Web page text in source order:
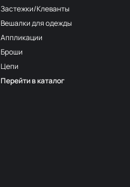
Застежки/Клеванты
Вешалки для одежды
Аппликации
Броши
Цепи
Перейти в каталог